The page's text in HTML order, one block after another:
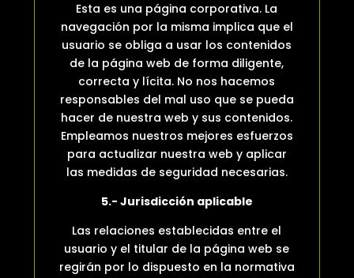
Esta es una página corporativa. La
navegación por la misma implica que el
usuario se obliga a usar los contenidos
de la página web de forma diligente,
correcta y lícita. No nos hacemos
responsables del mal uso que se pueda
hacer de nuestra web y sus contenidos.
Empleamos nuestros mejores esfuerzos
para actualizar nuestra web y aplicar
las medidas de seguridad necesarias.
5.- Jurisdicción aplicable
Las relaciones establecidas entre el
usuario y el titular de la página web se
regirán por lo dispuesto en la normativa